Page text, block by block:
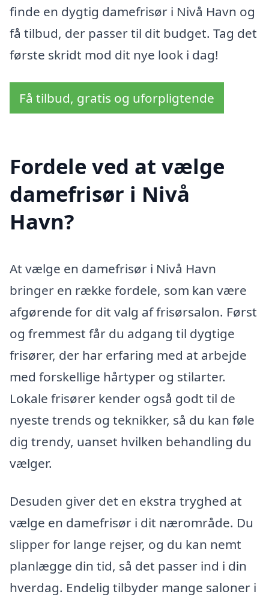
finde en dygtig damefrisør i Nivå Havn og
få tilbud, der passer til dit budget. Tag det
første skridt mod dit nye look i dag!
Få tilbud, gratis og uforpligtende
Fordele ved at vælge
damefrisør i Nivå
Havn?
At vælge en damefrisør i Nivå Havn
bringer en række fordele, som kan være
afgørende for dit valg af frisørsalon. Først
og fremmest får du adgang til dygtige
frisører, der har erfaring med at arbejde
med forskellige hårtyper og stilarter.
Lokale frisører kender også godt til de
nyeste trends og teknikker, så du kan føle
dig trendy, uanset hvilken behandling du
vælger.
Desuden giver det en ekstra tryghed at
vælge en damefrisør i dit nærområde. Du
slipper for lange rejser, og du kan nemt
planlægge din tid, så det passer ind i din
hverdag. Endelig tilbyder mange saloner i